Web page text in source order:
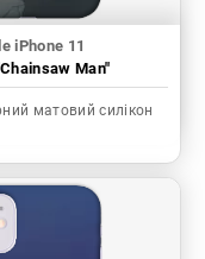
iPhone 11
Man"
матовий силікон